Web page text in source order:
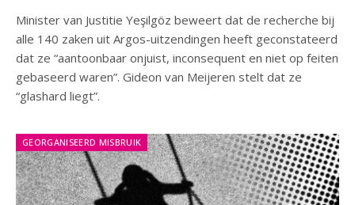
Minister van Justitie Yeşilgöz beweert dat de recherche bij
alle 140 zaken uit Argos-uitzendingen heeft geconstateerd
dat ze “aantoonbaar onjuist, inconsequent en niet op feiten
gebaseerd waren”. Gideon van Meijeren stelt dat ze
“glashard liegt”.
GEORGANISEERD MISBRUIK